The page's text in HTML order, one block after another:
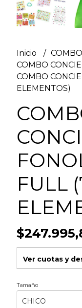
Inicio
COMBO
COMBO
ELEMENTOS)
FULL
Ver cuotas y
Tamaño